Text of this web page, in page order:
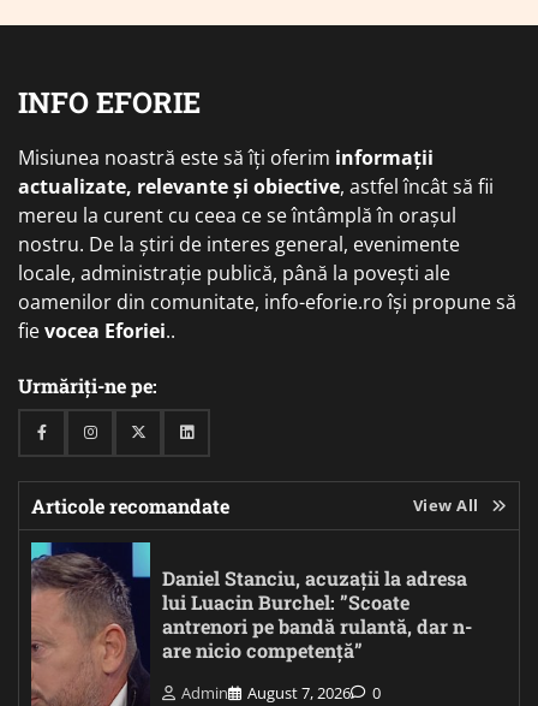
INFO EFORIE
Misiunea noastră este să îți oferim informații
actualizate, relevante și obiective, astfel încât să fii
mereu la curent cu ceea ce se întâmplă în orașul
nostru. De la știri de interes general, evenimente
locale, administrație publică, până la povești ale
oamenilor din comunitate, info-eforie.ro își propune să
fievocea Eforiei..
Urmăriți-ne pe:
FacebookInstagramTwitterLinkedin
Articole recomandate View All
Daniel Stanciu, acuzații la adresa
lui Luacin Burchel: ”Scoate
antrenori pe bandă rulantă, dar n-
are nicio competență”
Admin August 7, 2026 0